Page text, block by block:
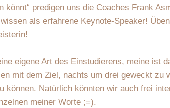
könnt“ predigen uns die Coaches Frank
als erfahrene Keynote-Speaker!
eigene Art des Einstudierens, meine ist
mit dem Ziel, nachts um drei geweckt zu
können. Natürlich könnten wir auch frei
meiner Worte ;=).